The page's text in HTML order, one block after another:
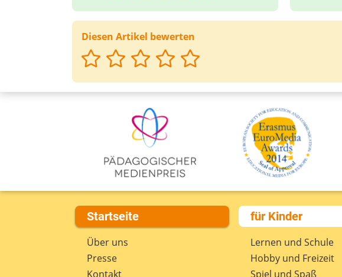
Diesen Artikel bewerten
Startseite
Über uns
Presse
Kontakt
für Kinder
Lernen und Schule
Hobby und Freizeit
Spiel und Spaß